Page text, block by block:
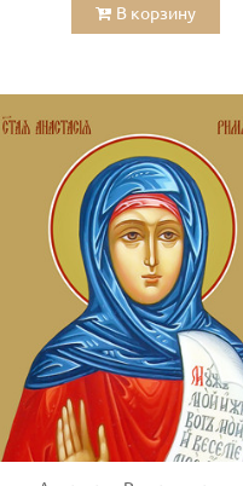
В корзину